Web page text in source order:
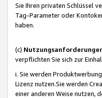
Sie Ihren privaten Schlüssel
Tag-Parameter oder
haben.
(c)
verpflichten Sie sich zur
i. Sie werden
Lizenz nutzen.Sie werden
einer anderen Weise nutzen,